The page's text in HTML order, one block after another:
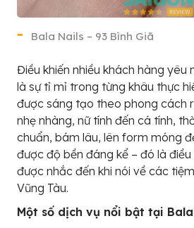
Bala Nails – 93 Bình Giã
Điều khiến nhiều khách hàng yêu
là sự tỉ mỉ trong từng khâu thực
được sáng tạo theo phong cách
nhẹ nhàng, nữ tính đến cá tính,
chuẩn, bám lâu, lên form móng
được độ bền đáng kể – đó là điều
được nhắc đến khi nói về các
Vũng Tàu.
Một số dịch vụ nổi bật tại